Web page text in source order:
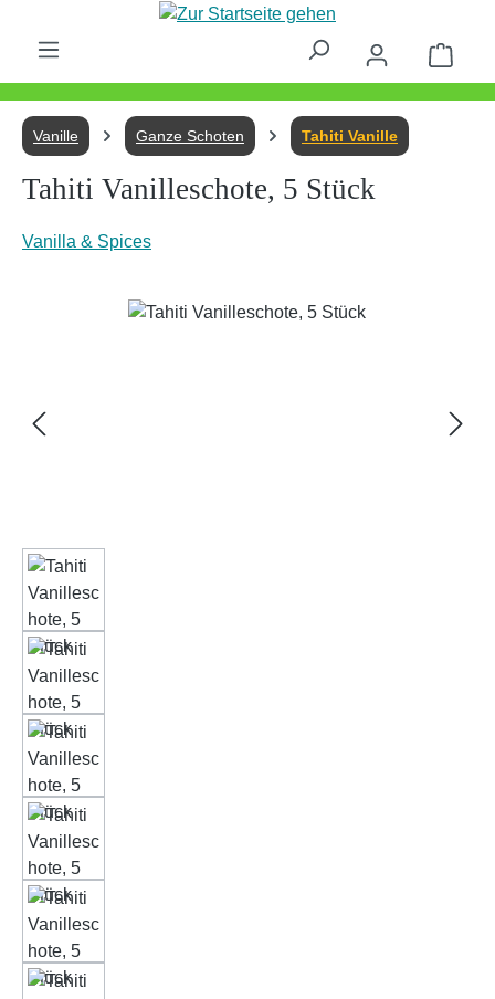
Zum Hauptinhalt springen
Vanille Ganze Schoten Tahiti Vanille
Tahiti Vanilleschote, 5 Stück
Vanilla & Spices
Bildergalerie überspringen